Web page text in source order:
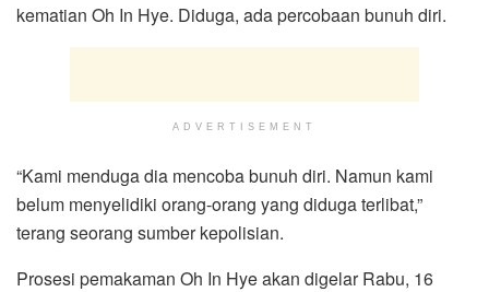
kematian Oh In Hye. Diduga, ada percobaan bunuh diri.
ADVERTISEMENT
“Kami menduga dia mencoba bunuh diri. Namun kami
belum menyelidiki orang-orang yang diduga terlibat,”
terang seorang sumber kepolisian.
Prosesi pemakaman Oh In Hye akan digelar Rabu, 16